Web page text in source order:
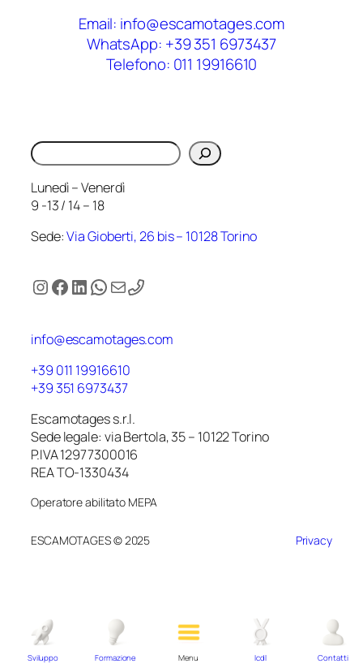
Sviluppo Formazione Menu Icdl Contatti
Email: info@escamotages.com
WhatsApp: +39 351 6973437
Telefono: 011 19916610
Cerca
Lunedì – Venerdì
9 -13 / 14 – 18
Sede:Via Gioberti, 26 bis – 10128 Torino
Instagram
Facebook
LinkedIn
WhatsApp
Email
info@escamotages.com
+39 011 19916610
+39 351 6973437
Escamotages s.r.l.
Sede legale: via Bertola, 35 – 10122 Torino
P.IVA 12977300016
REA TO-1330434
Operatore abilitato MEPA
ESCAMOTAGES © 2025 Privacy